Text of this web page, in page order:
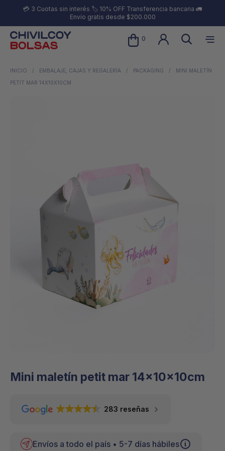
💳 3 Cuotas sin interés 🏷️ 10% OFF Transferencia bancaria 🚛
Envío gratis desde $200.000
0
INICIO / EMBALAJE, CAJAS Y REGALERÍA / PACKAGING /
MINI MALETÍN
PETIT MAR 14X10X10CM
Mini maletín petit mar 14x10x10cm
283 reseñas
Envíos a todo el país • 5-7 días hábiles